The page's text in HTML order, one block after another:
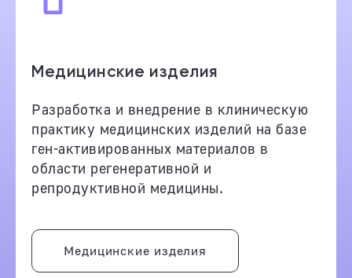
Медицинские изделия
Разработка и внедрение в клиническую
практику медицинских изделий на базе
ген-активированных материалов в
области регенеративной и
репродуктивной медицины.
Медицинские изделия